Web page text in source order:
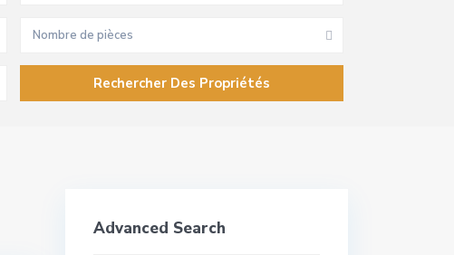
Nombre de pièces
Advanced Search